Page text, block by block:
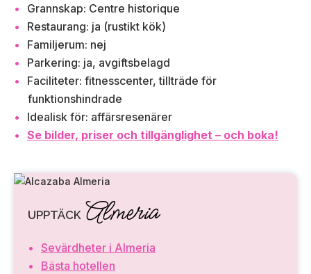
Grannskap: Centre historique
Restaurang: ja (rustikt kök)
Familjerum: nej
Parkering: ja, avgiftsbelagd
Faciliteter: fitnesscenter, tillträde för
funktionshindrade
Idealisk för: affärsresenärer
Se bilder, priser och tillgänglighet – och boka!
UPPTÄCK Almeria
Sevärdheter i Almeria
Bästa hotellen